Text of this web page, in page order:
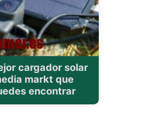
cargador solar
markt que
encontrar